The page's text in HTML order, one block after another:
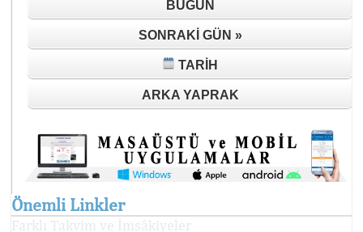
BUGÜN
SONRAKI GÜN »
TARIH
ARKA YAPRAK
Önemli Linkler